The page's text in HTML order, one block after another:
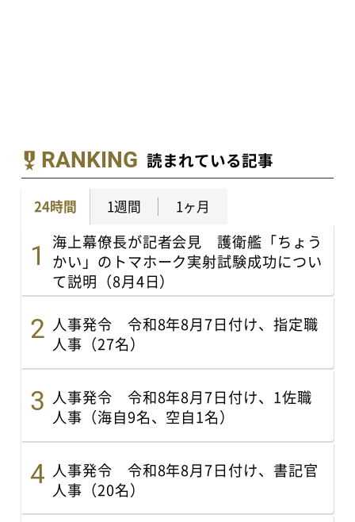
RANKING 読まれている記事
24時間 1週間 1ヶ月
海上幕僚長が記者会見 護衛艦「ちょう
かい」のトマホーク実射試験成功につい
て説明（8月4日）
人事発令 令和8年8月7日付け、指定職
人事（27名）
人事発令 令和8年8月7日付け、1佐職
人事（海自9名、空自1名）
人事発令 令和8年8月7日付け、書記官
人事（20名）